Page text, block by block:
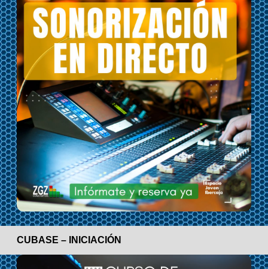
CUBASE – INICIACIÓN